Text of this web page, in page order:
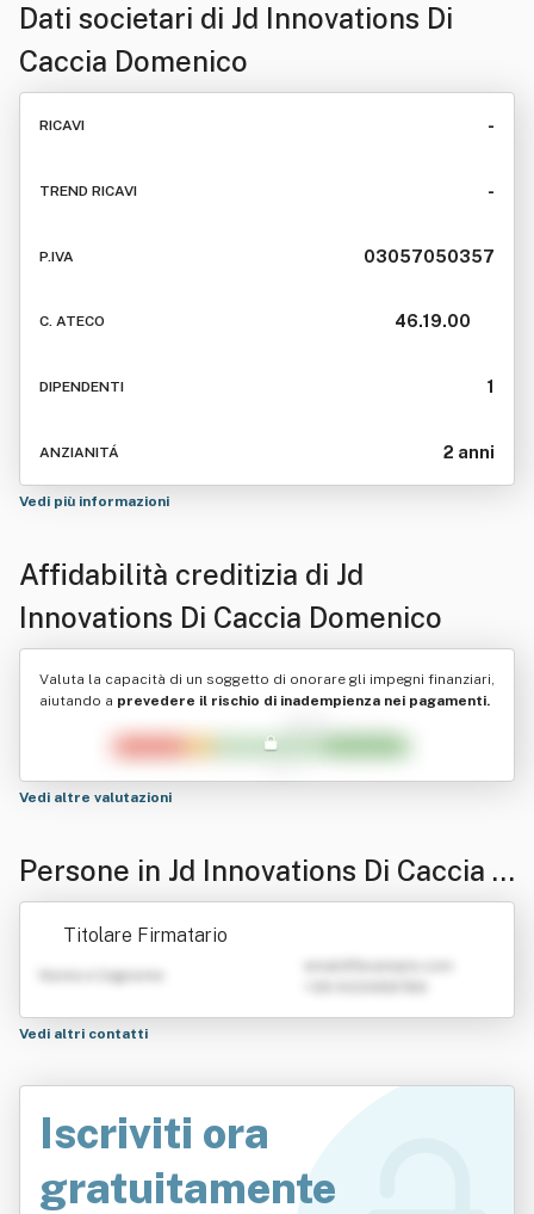
Dati societari di Jd Innovations Di
Caccia Domenico
RICAVI -
TREND RICAVI -
P.IVA 03057050357
C. ATECO 46.19.00
DIPENDENTI 1
ANZIANITÁ 2 anni
Vedi più informazioni
Affidabilità creditizia di Jd
Innovations Di Caccia Domenico
Valuta la capacità di un soggetto di onorare gli impegni finanziari,
aiutando a prevedere il rischio di inadempienza nei pagamenti.
Vedi altre valutazioni
Persone in Jd Innovations Di Caccia D
omenico
Titolare Firmatario
Nome e Cognome
Vedi altri contatti
Iscriviti ora
gratuitamente